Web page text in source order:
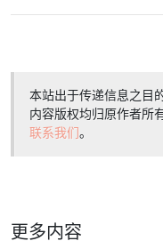
本站出于传递信息之目
内容版权均归原作者所
联系我们。
更多内容